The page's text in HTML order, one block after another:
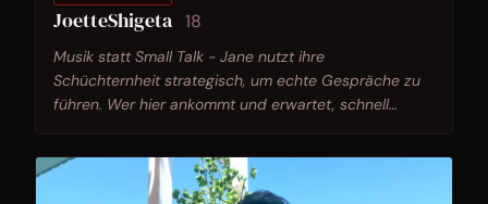
JoetteShigeta 18
Musik statt Small Talk - Jane nutzt ihre
Schüchternheit strategisch, um echte Gespräche zu
führen. Wer hier ankommt und erwartet, schnell